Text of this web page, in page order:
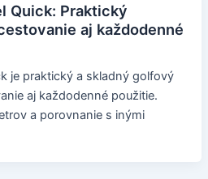
Quick: Praktický
aj každodenné
je praktický a skladný golfový
aj každodenné použitie.
a porovnanie s inými